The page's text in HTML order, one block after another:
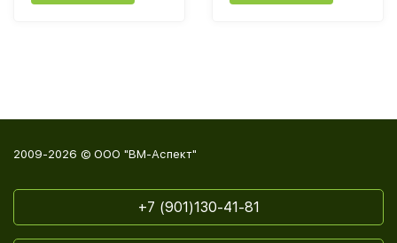
2009-2026 © ООО "ВМ-Аспект"
+7 (901)130-41-81